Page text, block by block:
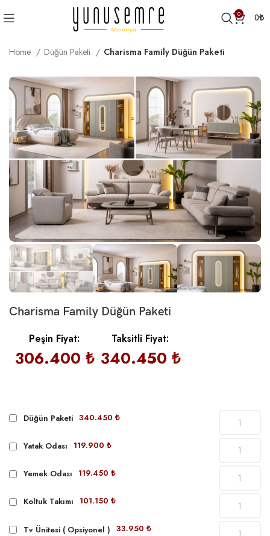
0 0₺
Home Düğün Paketi Charisma Family Düğün Paketi
Charisma Family Düğün Paketi
Peşin Fiyat:
306.400 ₺
Taksitli Fiyat:
340.450 ₺
Düğün Paketi 340.450 ₺
Yatak Odası 119.900 ₺
Yemek Odası 119.450 ₺
Koltuk Takımı 101.150 ₺
Tv Ünitesi ( Opsiyonel ) 33.950 ₺